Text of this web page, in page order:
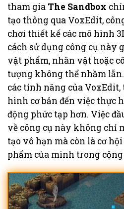
tham gia The Sandbox
tạo thông qua VoxEdit,
chơi thiết kế các mô hình
cách sử dụng công cụ này
vật phẩm, nhân vật hoặc
tượng không thể nhầm
các tính năng của
hình cơ bản đến việc thực
động phức tạp hơn. Việc
về công cụ này không chỉ
tạo vô hạn mà còn là cơ
phẩm của mình trong cộng